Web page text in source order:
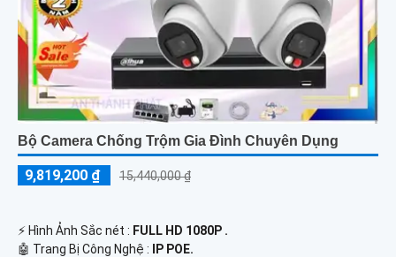
Bộ Camera Chống Trộm Gia Đình Chuyên Dụng
9,819,200 ₫ 15,440,000 ₫
️⚡ Hình Ảnh Sắc nét : FULL HD 1080P .
🤖️ Trang Bị Công Nghệ :
IP POE.